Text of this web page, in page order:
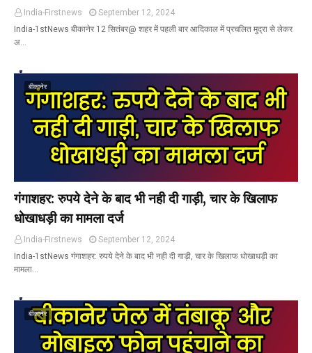
India-Firstnews
September 12, 2024
India-1stNews बीकानेर 12 सितंबर@ शहर में पहली बार आदिकाल में प्रचलित मुद्रा से लेकर
अ…
बीकानेर
गंगाशहर: रुपये देने के बाद भी नही दी गाड़ी, चार के खिलाफ
धोखाधड़ी का मामला दर्ज
India-Firstnews
September 12, 2024
India-1stNews गंगाशहर: रुपये देने के बाद भी नही दी गाड़ी, चार के खिलाफ धोखाधड़ी का
मामला…
बीकानेर